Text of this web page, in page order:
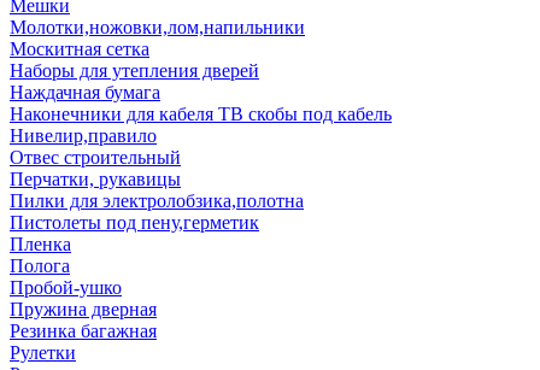
Мешки
Молотки,ножовки,лом,напильники
Москитная сетка
Наборы для утепления дверей
Наждачная бумага
Наконечники для кабеля ТВ скобы под кабель
Нивелир,правило
Отвес строительный
Перчатки, рукавицы
Пилки для электролобзика,полотна
Пистолеты под пену,герметик
Пленка
Полога
Пробой-ушко
Пружина дверная
Резинка багажная
Рулетки